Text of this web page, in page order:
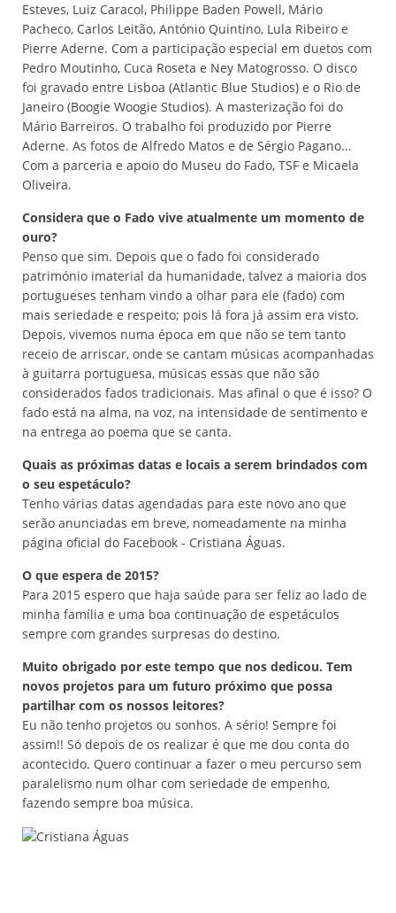
Esteves, Luiz Caracol, Philippe Baden Powell, Mário
Pacheco, Carlos Leitão, António Quintino, Lula Ribeiro e
Pierre Aderne. Com a participação especial em duetos com
Pedro Moutinho, Cuca Roseta e Ney Matogrosso. O disco
foi gravado entre Lisboa (Atlantic Blue Studios) e o Rio de
Janeiro (Boogie Woogie Studios). A masterização foi do
Mário Barreiros. O trabalho foi produzido por Pierre
Aderne. As fotos de Alfredo Matos e de Sérgio Pagano...
Com a parceria e apoio do Museu do Fado, TSF e Micaela
Oliveira.
Considera que o Fado vive atualmente um momento de
ouro?
Penso que sim. Depois que o fado foi considerado
património imaterial da humanidade, talvez a maioria dos
portugueses tenham vindo a olhar para ele (fado) com
mais seriedade e respeito; pois lá fora já assim era visto.
Depois, vivemos numa época em que não se tem tanto
receio de arriscar, onde se cantam músicas acompanhadas
à guitarra portuguesa, músicas essas que não são
considerados fados tradicionais. Mas afinal o que é isso? O
fado está na alma, na voz, na intensidade de sentimento e
na entrega ao poema que se canta.
Quais as próximas datas e locais a serem brindados com
o seu espetáculo?
Tenho várias datas agendadas para este novo ano que
serão anunciadas em breve, nomeadamente na minha
página oficial do Facebook - Cristiana Águas.
O que espera de 2015?
Para 2015 espero que haja saúde para ser feliz ao lado de
minha família e uma boa continuação de espetáculos
sempre com grandes surpresas do destino.
Muito obrigado por este tempo que nos dedicou. Tem
novos projetos para um futuro próximo que possa
partilhar com os nossos leitores?
Eu não tenho projetos ou sonhos. A sério! Sempre foi
assim!! Só depois de os realizar é que me dou conta do
acontecido. Quero continuar a fazer o meu percurso sem
paralelismo num olhar com seriedade de empenho,
fazendo sempre boa música.